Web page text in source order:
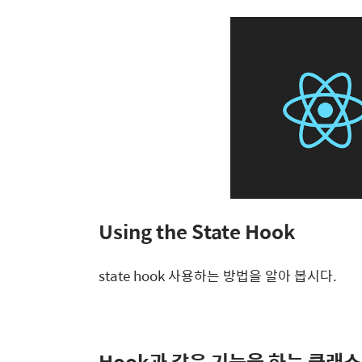
Using the State Hook
state hook 사용하는 방법을 알아 봅시다.